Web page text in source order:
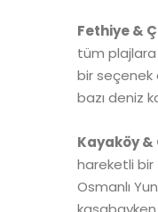
Fethiye &
tüm plajlara
bir seçenek
bazı deniz
Kayaköy &
hareketli bir
Osmanlı